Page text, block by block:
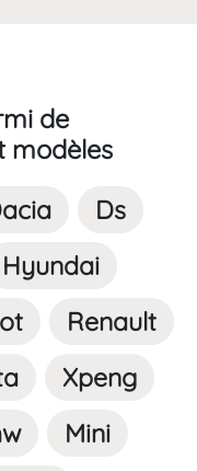
de
modèles
Ds
Hyundai
Renault
Xpeng
Mini